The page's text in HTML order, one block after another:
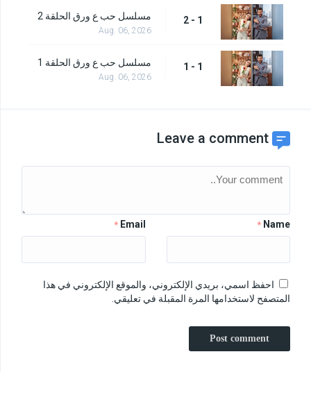
1 - 2 مسلسل حب ع ورق الحلقة 2
Aug. 06, 2026
1 - 1 مسلسل حب ع ورق الحلقة 1
Aug. 06, 2026
Leave a comment
Name
*
Email
*
احفظ اسمي، بريدي الإلكتروني، والموقع الإلكتروني في هذا
المتصفح لاستخدامها المرة المقبلة في تعليقي.